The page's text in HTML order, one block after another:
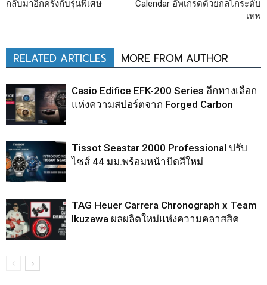
กลับมาอีกครั้งกับรุ่นพิเศษ
Calendar อัพเกรดด้วยกลไกระดับ
เทพ
RELATED ARTICLES MORE FROM AUTHOR
Casio Edifice EFK-200 Series อีกทางเลือก
แห่งความสปอร์ตจาก Forged Carbon
Tissot Seastar 2000 Professional ปรับ
ไซส์ 44 มม.พร้อมหน้าปัดสีใหม่
TAG Heuer Carrera Chronograph x Team
Ikuzawa ผลผลิตใหม่แห่งความคลาสสิค